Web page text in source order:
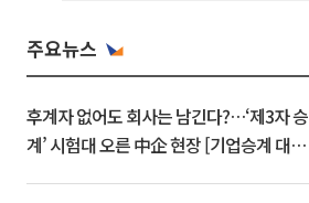
주요뉴스
후계자 없어도 회사는 남긴다?…‘제3자 승
계’ 시험대 오른 中企 현장 [기업승계 대전